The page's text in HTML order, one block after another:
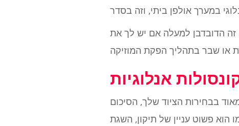
זה הדובדבן למעלה אם יש לך את
אנלוגיות
בבחירות הציוד שלך, הסיכום
פשוט עניין של תיקון, השגת